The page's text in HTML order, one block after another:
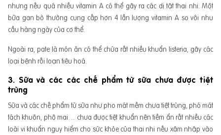
nhưng nếu quá nhiều vitamin A có thể gây ra các dị tật thai nhi. Một
bữa gan bò thường cung cấp hơn 4 lần lượng vitamin A so với nhu
cầu hàng ngày của cơ thể.
Ngoài ra, pate là món ăn có thể chứa rất nhiều khuẩn listeria, gây các
loại bệnh rối loạn tiêu hoá.
3. Sữa và các các chế phẩm từ sữa chưa được tiệt
trùng
Sữa và các chế phẩm từ sữa như pho mát mềm chưa tiệt trùng, phó mát
tách khuôn, phô mai… chưa được tiệt khuẩn nên tiềm ẩn rất nhiều các
loài vi khuẩn nguy hiểm cho sức khỏe của thai nhi nếu xâm nhập vào